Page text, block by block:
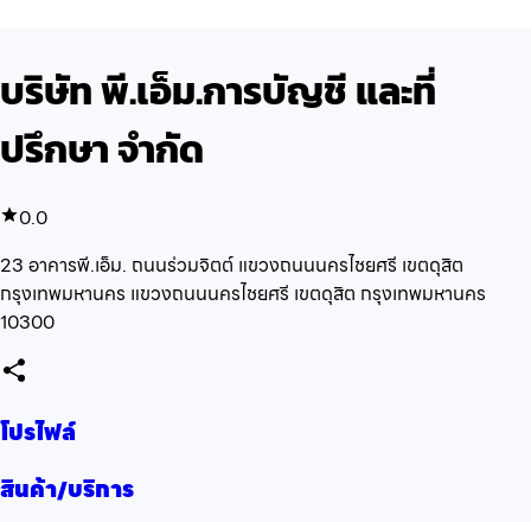
บริษัท พี.เอ็ม.การบัญชี และที่
ปรึกษา จำกัด
0.0
23 อาคารพี.เอ็ม. ถนนร่วมจิตต์ แขวงถนนนครไชยศรี เขตดุสิต
กรุงเทพมหานคร แขวงถนนนครไชยศรี เขตดุสิต กรุงเทพมหานคร
10300
โปรไฟล์
สินค้า/บริการ